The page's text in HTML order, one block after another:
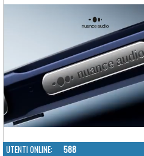
UTENTI ONLINE: 588